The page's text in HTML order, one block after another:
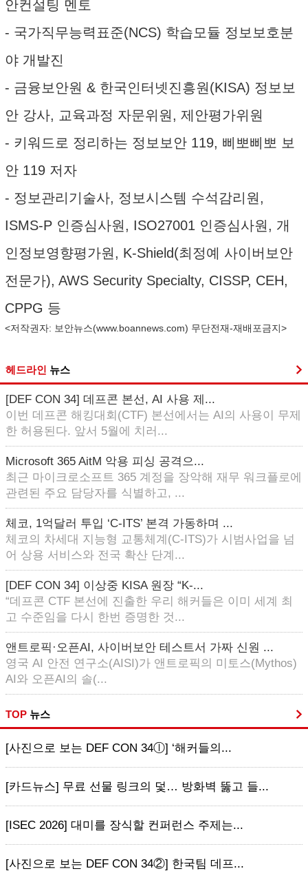
안컨설팅 멘토
- 국가직무능력표준(NCS) 학습모듈 정보보호분
야 개발진
- 금융보안원 & 한국인터넷진흥원(KISA) 정보보
안 강사, 교육과정 자문위원, 제안평가위원
- 키워드로 정리하는 정보보안 119, 삐뽀삐뽀 보
안 119 저자
- 정보관리기술사, 정보시스템 수석감리원,
ISMS-P 인증심사원, ISO27001 인증심사원, 개
인정보영향평가원, K-Shield(최정예 사이버보안
전문가), AWS Security Specialty, CISSP, CEH,
CPPG 등
<저작권자: 보안뉴스(www.boannews.com) 무단전재-재배포금지>
헤드라인 뉴스
[DEF CON 34] 데프콘 본선, AI 사용 제...
이번 데프콘 해킹대회(CTF) 본선에서는 AI의 사용이 무제
한 허용된다. 앞서 5월에 치러...
Microsoft 365 AitM 악용 피싱 공격으...
최근 마이크로소프트 365 계정을 장악해 재무 워크플로에
관련된 주요 담당자를 식별하고, ...
체코, 1억달러 투입 ‘C-ITS’ 본격 가동하며 ...
체코의 차세대 지능형 교통체계(C-ITS)가 시범사업을 넘
어 상용 서비스와 전국 확산 단계...
[DEF CON 34] 이상중 KISA 원장 “K-...
“데프콘 CTF 본선에 진출한 우리 해커들은 이미 세계 최
고 수준임을 다시 한번 증명한 것...
앤트로픽·오픈AI, 사이버보안 테스트서 가짜 신원 ...
영국 AI 안전 연구소(AISI)가 앤트로픽의 미토스(Mythos)
AI와 오픈AI의 솔(...
TOP 뉴스
[사진으로 보는 DEF CON 34ⓛ] ‘해커들의...
[카드뉴스] 무료 선물 링크의 덫… 방화벽 뚫고 들...
[ISEC 2026] 대미를 장식할 컨퍼런스 주제는...
[사진으로 보는 DEF CON 34②] 한국팀 데프...